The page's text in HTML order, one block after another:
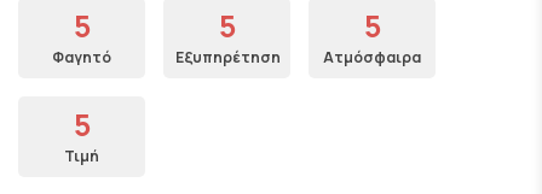
5
Φαγητό
5
Εξυπηρέτηση
5
Ατμόσφαιρα
5
Τιμή